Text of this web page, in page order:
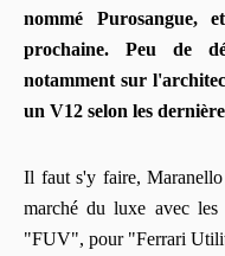
nommé Purosangue,
prochaine. Peu de
notamment sur
un V12 selon les
Il faut s'y faire, Maranello
marché du luxe avec
"FUV", pour "Ferrari